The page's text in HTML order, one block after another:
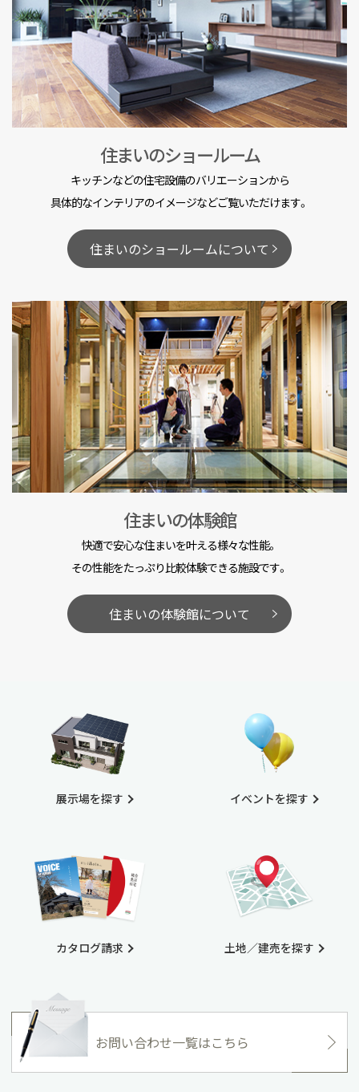
住まいのショールーム
キッチンなどの住宅設備のバリエーションから
具体的なインテリアのイメージなどご覧いただけます。
住まいのショールームについて
住まいの体験館
快適で安心な住まいを叶える様々な性能。
その性能をたっぷり比較体験できる施設です。
住まいの体験館について
展示場を探す
カタログ請求
イベントを探す
土地／建売を探す
お問い合わせ一覧はこちら